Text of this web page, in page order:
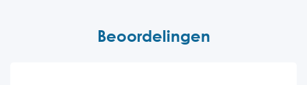
Beoordelingen